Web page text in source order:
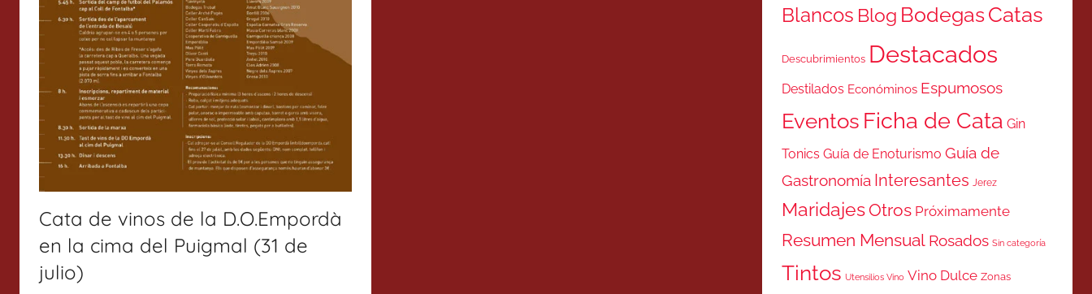
Cata de vinos de la D.O.Empordà
en la cima del Puigmal (31 de
julio)
Blancos Blog BodegasCatas
Descubrimientos Destacados
Destilados Económinos Espumosos
Eventos Ficha de Cata Gin
Tonics Guía de Enoturismo Guía de
Gastronomía Interesantes Jerez
MaridajesOtros Próximamente
Resumen Mensual Rosados Sin categoría
Tintos Utensilios Vino Vino Dulce Zonas